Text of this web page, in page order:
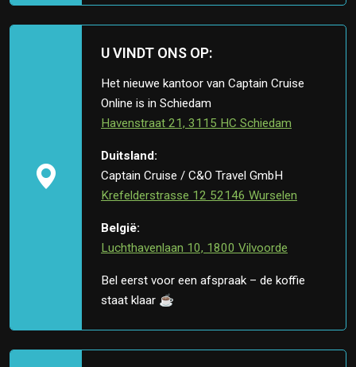
U VINDT ONS OP:
Het nieuwe kantoor van Captain Cruise
Online is in Schiedam
Havenstraat 21, 3115 HC Schiedam
Duitsland:
Captain Cruise / C&O Travel GmbH
Krefelderstrasse 12 52146 Wurselen
België:
Luchthavenlaan 10, 1800 Vilvoorde
Bel eerst voor een afspraak – de koffie
staat klaar ☕